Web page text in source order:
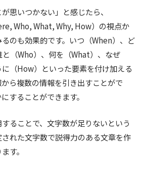
思いつかない」と感じたら、
Who, What, Why, How）の視点か
のも効果的です。いつ（When）、ど
（Who）、何を（What）、なぜ
に（How）といった要素を付け加える
ら複数の情報を引き出すことがで
することができます。
ることで、文字数が足りないという
れた文字数で説得力のある文章を作
す。